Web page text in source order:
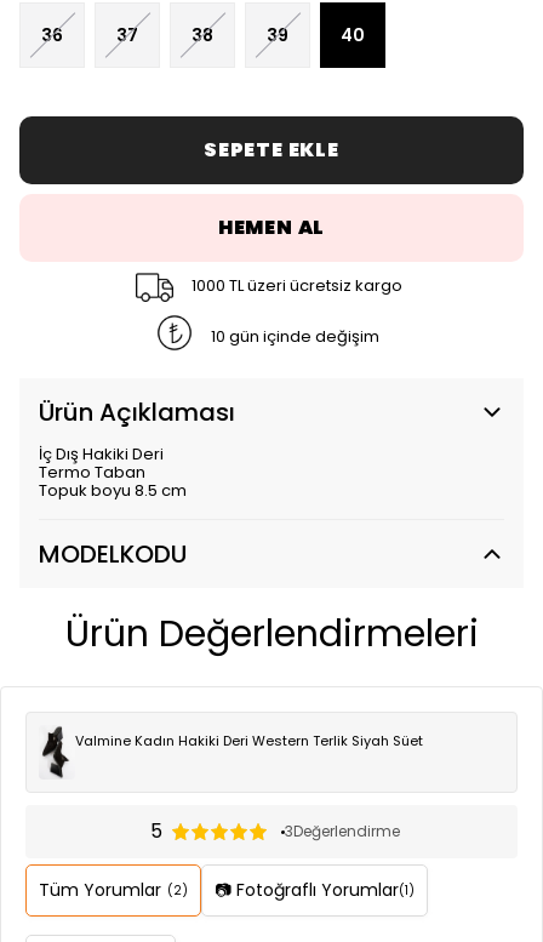
36 37 38 39 40
SEPETE EKLE
HEMEN AL
1000 TL üzeri ücretsiz kargo
10 gün içinde değişim
Ürün Açıklaması
İç Dış Hakiki Deri
Termo Taban
Topuk boyu 8.5 cm
MODELKODU
Ürün Değerlendirmeleri
Valmine Kadın Hakiki Deri Western Terlik Siyah Süet
5 3Değerlendirme
Tüm Yorumlar (2) 📷 Fotoğraflı Yorumlar(1)